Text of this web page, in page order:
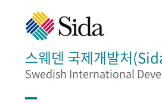
스웨덴 국제개발처
Swedish International